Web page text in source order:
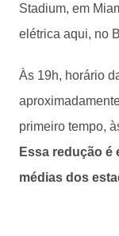
Stadium, em
elétrica aqui, no
Às 19h, horário
primeiro tempo,
Essa redução é
médias dos